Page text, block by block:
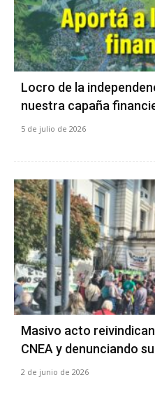
Locro de la
nuestra capaña
5 de julio de 2026
Masivo acto
CNEA y denunciando
2 de junio de 2026